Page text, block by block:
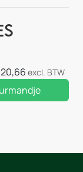
20,66 excl. BTW